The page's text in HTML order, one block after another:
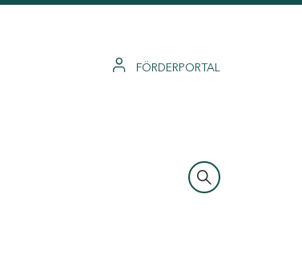
FÖRDERPORTAL